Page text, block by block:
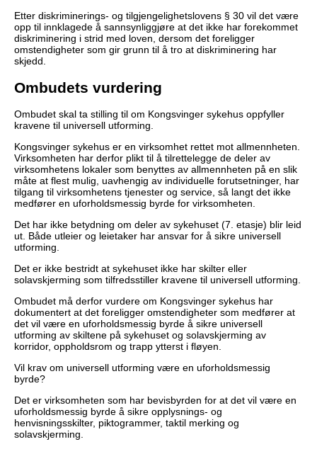
Etter diskriminerings- og tilgjengelighetslovens § 30 vil det være
opp til innklagede å sannsynliggjøre at det ikke har forekommet
diskriminering i strid med loven, dersom det foreligger
omstendigheter som gir grunn til å tro at diskriminering har
skjedd.
Ombudets vurdering
Ombudet skal ta stilling til om Kongsvinger sykehus oppfyller
kravene til universell utforming.
Kongsvinger sykehus er en virksomhet rettet mot allmennheten.
Virksomheten har derfor plikt til å tilrettelegge de deler av
virksomhetens lokaler som benyttes av allmennheten på en slik
måte at flest mulig, uavhengig av individuelle forutsetninger, har
tilgang til virksomhetens tjenester og service, så langt det ikke
medfører en uforholdsmessig byrde for virksomheten.
Det har ikke betydning om deler av sykehuset (7. etasje) blir leid
ut. Både utleier og leietaker har ansvar for å sikre universell
utforming.
Det er ikke bestridt at sykehuset ikke har skilter eller
solavskjerming som tilfredsstiller kravene til universell utforming.
Ombudet må derfor vurdere om Kongsvinger sykehus har
dokumentert at det foreligger omstendigheter som medfører at
det vil være en uforholdsmessig byrde å sikre universell
utforming av skiltene på sykehuset og solavskjerming av
korridor, oppholdsrom og trapp ytterst i fløyen.
Vil krav om universell utforming være en uforholdsmessig
byrde?
Det er virksomheten som har bevisbyrden for at det vil være en
uforholdsmessig byrde å sikre opplysnings- og
henvisningsskilter, piktogrammer, taktil merking og
solavskjerming.